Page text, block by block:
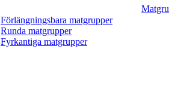
Förlängningsbara matgrupper
Runda matgrupper
Fyrkantiga matgrupper